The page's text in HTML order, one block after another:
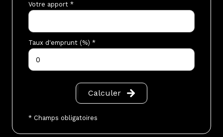
Votre apport *
Taux d'emprunt (%) *
Calculer
* Champs obligatoires